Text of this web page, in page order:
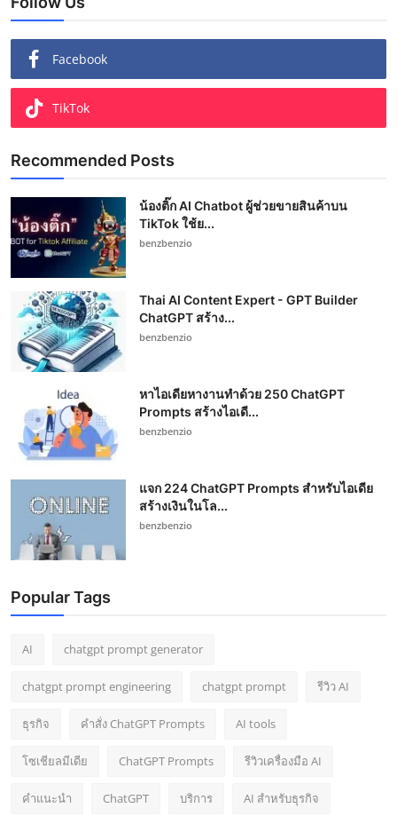
Facebook
TikTok
Recommended Posts
น้องติ๊ก AI Chatbot ผู้ช่วยขายสินค้าบน
TikTok ใช้ย...
benzbenzio
Thai AI Content Expert - GPT Builder
ChatGPT สร้าง...
benzbenzio
หาไอเดียหางานทำด้วย 250 ChatGPT
Prompts สร้างไอเดี...
benzbenzio
แจก 224 ChatGPT Prompts สำหรับไอเดีย
สร้างเงินในโล...
benzbenzio
Popular Tags
AI chatgpt prompt generator
chatgpt prompt engineering chatgpt prompt รีวิว AI
ธุรกิจ คำสั่ง ChatGPT Prompts AI tools
โซเชียลมีเดีย ChatGPT Prompts รีวิวเครื่องมือ AI
คำแนะนำ ChatGPT บริการ AI สำหรับธุรกิจ